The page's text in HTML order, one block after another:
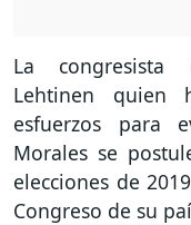
La congresista
Lehtinen
esfuerzos para
Morales se
elecciones de
Congreso de su